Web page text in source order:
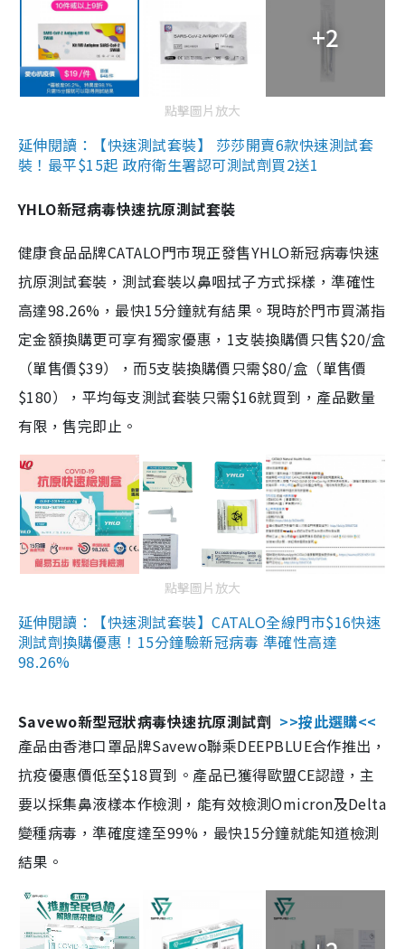
+2
點擊圖片放大
延伸閱讀：【快速測試套裝】 莎莎開賣6款快速測試套
裝！最平$15起 政府衛生署認可測試劑買2送1
YHLO新冠病毒快速抗原測試套裝
健康食品品牌CATALO門市現正發售YHLO新冠病毒快速
抗原測試套裝，測試套裝以鼻咽拭子方式採樣，準確性
高達98.26%，最快15分鐘就有結果。現時於門市買滿指
定金額換購更可享有獨家優惠，1支裝換購價只售$20/盒
（單售價$39），而5支裝換購價只需$80/盒（單售價
$180），平均每支測試套裝只需$16就買到，產品數量
有限，售完即止。
點擊圖片放大
延伸閱讀：【快速測試套裝】CATALO全線門市$16快速
測試劑換購優惠！15分鐘驗新冠病毒 準確性高達
98.26%
Savewo新型冠狀病毒快速抗原測試劑 >>按此選購<<
產品由香港口罩品牌Savewo聯乘DEEPBLUE合作推出，
抗疫優惠價低至$18買到。產品已獲得歐盟CE認證，主
要以採集鼻液樣本作檢測，能有效檢測Omicron及Delta
變種病毒，準確度達至99%，最快15分鐘就能知道檢測
結果。